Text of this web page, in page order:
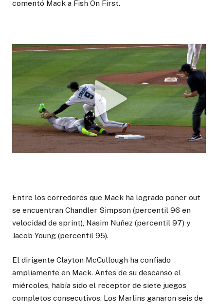
comentó Mack a Fish On First.
Entre los corredores que Mack ha logrado poner out
se encuentran Chandler Simpson (percentil 96 en
velocidad de sprint), Nasim Nuñez (percentil 97) y
Jacob Young (percentil 95).
El dirigente Clayton McCullough ha confiado
ampliamente en Mack. Antes de su descanso el
miércoles, había sido el receptor de siete juegos
completos consecutivos. Los Marlins ganaron seis de